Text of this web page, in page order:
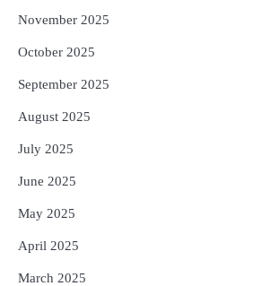
November 2025
October 2025
September 2025
August 2025
July 2025
June 2025
May 2025
April 2025
March 2025